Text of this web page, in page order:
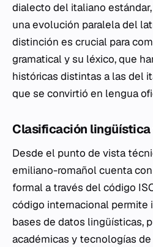
dialecto del italiano
una evolución paralela del
distinción es crucial para
gramatical y su léxico, que
históricas distintas a las del
que se convirtió en lengua
Clasificación lingüística
Desde el punto de vista
emiliano-romañol cuenta
formal a través del código
código internacional permite
bases de datos lingüísticas,
académicas y tecnologías